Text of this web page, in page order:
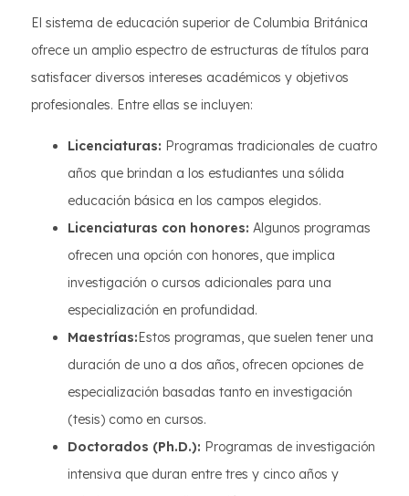
El sistema de educación superior de Columbia Británica
ofrece un amplio espectro de estructuras de títulos para
satisfacer diversos intereses académicos y objetivos
profesionales. Entre ellas se incluyen:
Licenciaturas: Programas tradicionales de cuatro
años que brindan a los estudiantes una sólida
educación básica en los campos elegidos.
Licenciaturas con honores: Algunos programas
ofrecen una opción con honores, que implica
investigación o cursos adicionales para una
especialización en profundidad.
Maestrías:Estos programas, que suelen tener una
duración de uno a dos años, ofrecen opciones de
especialización basadas tanto en investigación
(tesis) como en cursos.
Doctorados (Ph.D.): Programas de investigación
intensiva que duran entre tres y cinco años y